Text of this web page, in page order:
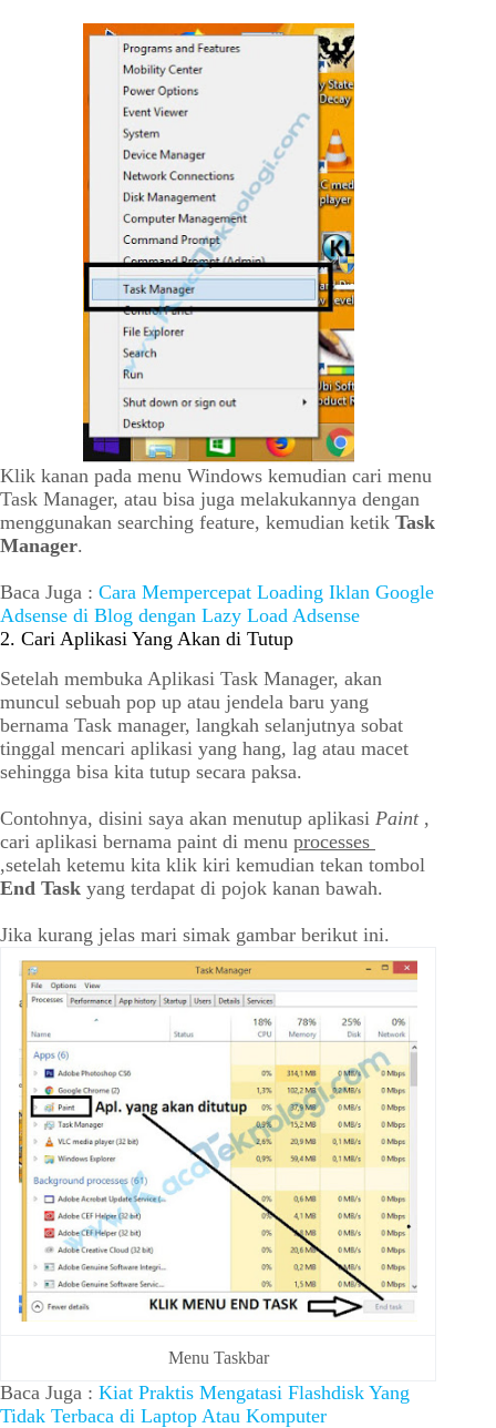
Klik kanan pada menu Windows kemudian cari menu
Task Manager, atau bisa juga melakukannya dengan
menggunakan searching feature, kemudian ketik Task
Manager.
Baca Juga : Cara Mempercepat Loading Iklan Google
Adsense di Blog dengan Lazy Load Adsense
2. Cari Aplikasi Yang Akan di Tutup
Setelah membuka Aplikasi Task Manager, akan
muncul sebuah pop up atau jendela baru yang
bernama Task manager, langkah selanjutnya sobat
tinggal mencari aplikasi yang hang, lag atau macet
sehingga bisa kita tutup secara paksa.
Contohnya, disini saya akan menutup aplikasi Paint ,
cari aplikasi bernama paint di menu processes
,setelah ketemu kita klik kiri kemudian tekan tombol
End Task yang terdapat di pojok kanan bawah.
Jika kurang jelas mari simak gambar berikut ini.
Menu Taskbar
Baca Juga : Kiat Praktis Mengatasi Flashdisk Yang
Tidak Terbaca di Laptop Atau Komputer